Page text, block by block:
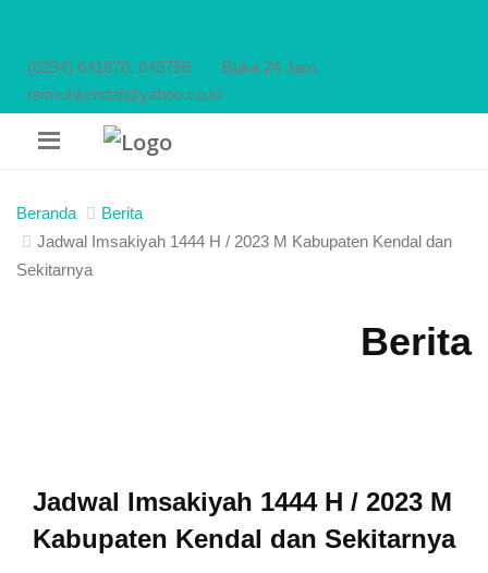
(0294) 641870, 643756
Buka 24 Jam
rsimuhkendal@yahoo.co.id
Beranda
Berita
Jadwal Imsakiyah 1444 H / 2023 M Kabupaten Kendal dan
Sekitarnya
Berita
Jadwal Imsakiyah 1444 H / 2023 M
Kabupaten Kendal dan Sekitarnya